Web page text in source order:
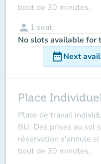
bout de 30 minutes.
person 1 seat
No slots available for
date_rangeNext
Place
Place de travail
BU. Des prises au sol
réservation s'annule
bout de 30 minutes.